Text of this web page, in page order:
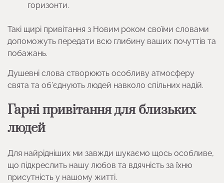
горизонти.
Такі щирі привітання з Новим роком своїми словами
допоможуть передати всю глибину ваших почуттів та
побажань.
Душевні слова створюють особливу атмосферу
свята та об’єднують людей навколо спільних надій.
Гарні привітання для близьких
людей
Для найрідніших ми завжди шукаємо щось особливе,
що підкреслить нашу любов та вдячність за їхню
присутність у нашому житті.